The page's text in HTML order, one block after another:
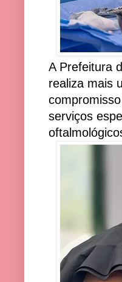
A Prefeitura
realiza mais
serviços